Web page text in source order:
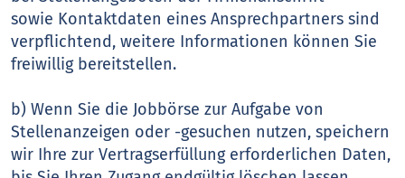
sowie Kontaktdaten eines Ansprechpartners sind
verpflichtend, weitere Informationen können Sie
freiwillig bereitstellen.
b) Wenn Sie die Jobbörse zur Aufgabe von
Stellenanzeigen oder -gesuchen nutzen, speichern
wir Ihre zur Vertragserfüllung erforderlichen Daten,